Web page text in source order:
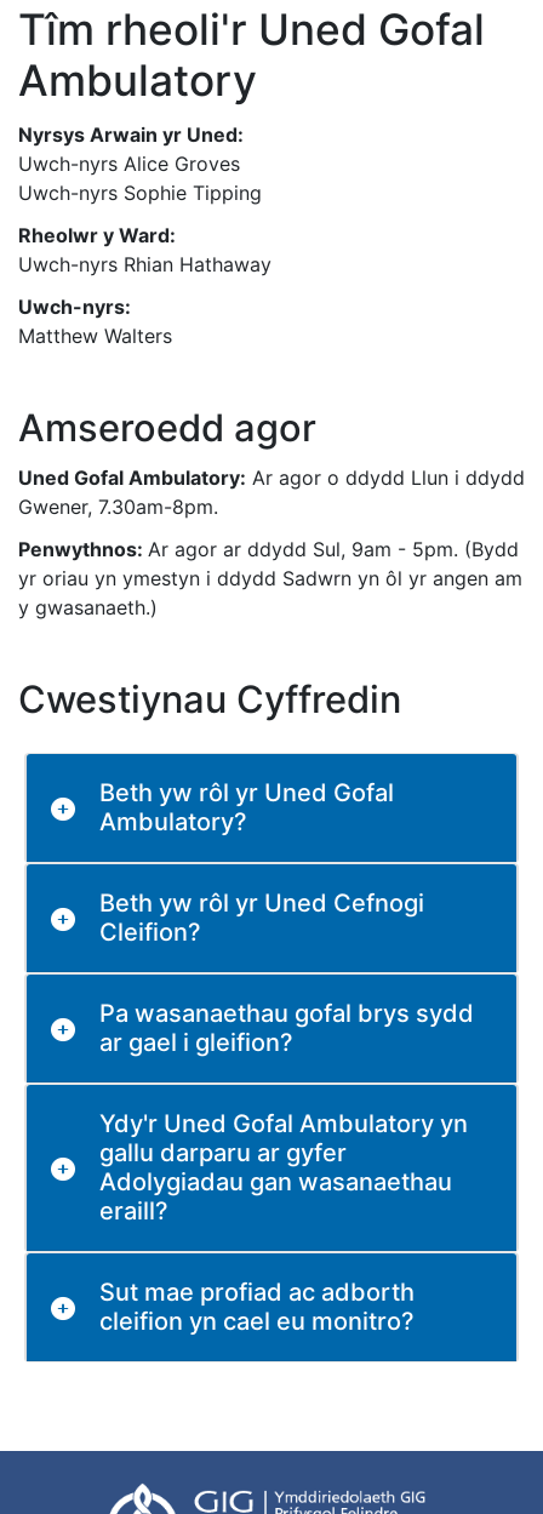
Tîm rheoli'r Uned Gofal
Ambulatory
Nyrsys Arwain yr Uned:
Uwch-nyrs Alice Groves
Uwch-nyrs Sophie Tipping
Rheolwr y Ward:
Uwch-nyrs Rhian Hathaway
Uwch-nyrs:
Matthew Walters
Amseroedd agor
Uned Gofal Ambulatory: Ar agor o ddydd Llun i ddydd
Gwener, 7.30am-8pm.
Penwythnos: Ar agor ar ddydd Sul, 9am - 5pm. (Bydd
yr oriau yn ymestyn i ddydd Sadwrn yn ôl yr angen am
y gwasanaeth.)
Cwestiynau Cyffredin
Beth yw rôl yr Uned Gofal
Ambulatory?
Beth yw rôl yr Uned Cefnogi
Cleifion?
Pa wasanaethau gofal brys sydd
ar gael i gleifion?
Ydy'r Uned Gofal Ambulatory yn
gallu darparu ar gyfer
Adolygiadau gan wasanaethau
eraill?
Sut mae profiad ac adborth
cleifion yn cael eu monitro?